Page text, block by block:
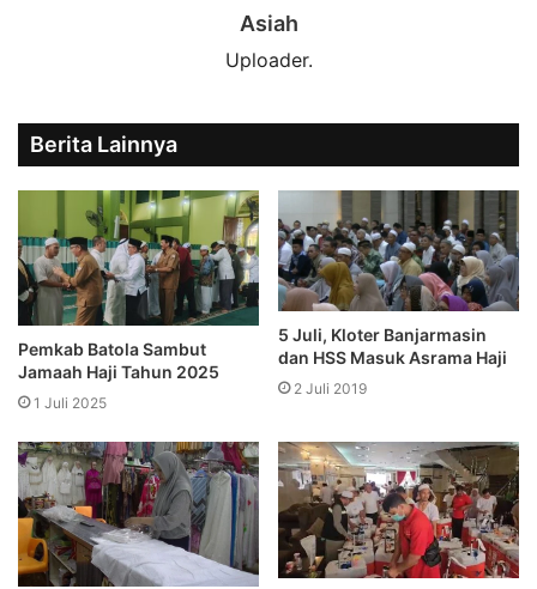
Asiah
Uploader.
Berita Lainnya
Pemkab Batola Sambut
Jamaah Haji Tahun 2025
1 Juli 2025
5 Juli, Kloter Banjarmasin
dan HSS Masuk Asrama Haji
2 Juli 2019